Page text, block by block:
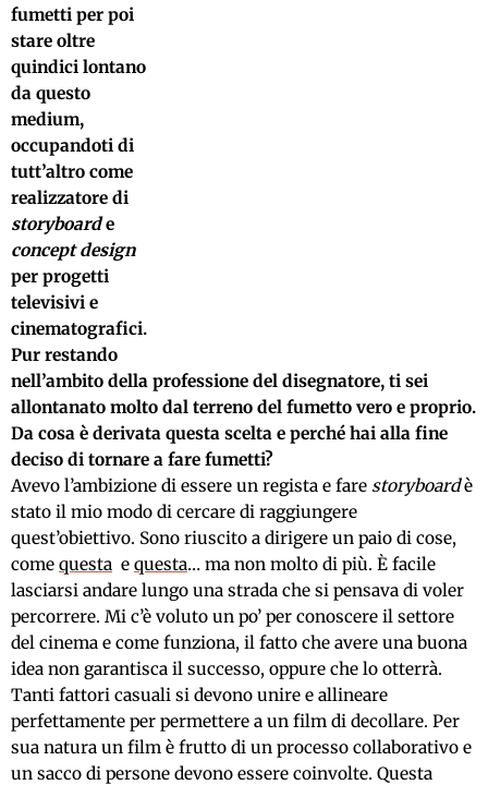
fumetti per poi
stare oltre
quindici lontano
da questo
medium,
occupandoti di
tutt’altro come
realizzatore di
storyboarde
concept design
per progetti
televisivi e
cinematografici.
Pur restando
nell’ambito della professione del disegnatore, ti sei
allontanato molto dal terreno del fumetto vero e proprio.
Da cosa è derivata questa scelta e perché hai alla fine
deciso di tornare a fare fumetti?
Avevo l’ambizione di essere un regista e fare storyboardè
stato il mio modo di cercare di raggiungere
quest’obiettivo. Sono riuscito a dirigere un paio di cose,
come questa e questa… ma non molto di più. È facile
lasciarsi andare lungo una strada che si pensava di voler
percorrere. Mi c’è voluto un po’ per conoscere il settore
del cinema e come funziona, il fatto che avere una buona
idea non garantisca il successo, oppure che lo otterrà.
Tanti fattori casuali si devono unire e allineare
perfettamente per permettere a un film di decollare. Per
sua natura un film è frutto di un processo collaborativo e
un sacco di persone devono essere coinvolte. Questa